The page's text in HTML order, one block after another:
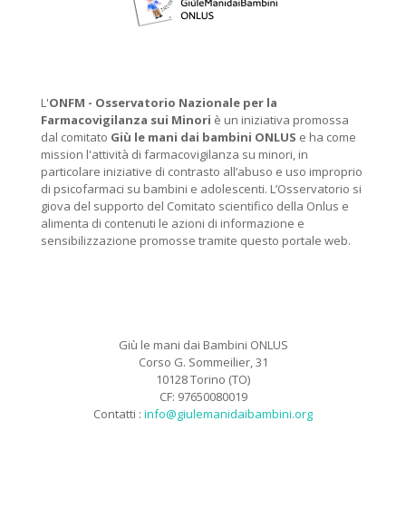
L'ONFM - Osservatorio Nazionale per la
Farmacovigilanza sui Minori è un iniziativa promossa
dal comitato Giù le mani dai bambini ONLUS e ha come
mission l'attività di farmacovigilanza su minori, in
particolare iniziative di contrasto all’abuso e uso improprio
di psicofarmaci su bambini e adolescenti. L’Osservatorio si
giova del supporto del Comitato scientifico della Onlus e
alimenta di contenuti le azioni di informazione e
sensibilizzazione promosse tramite questo portale web.
Giù le mani dai Bambini ONLUS
Corso G. Sommeilier, 31
10128 Torino (TO)
CF: 97650080019
Contatti : info@giulemanidaibambini.org